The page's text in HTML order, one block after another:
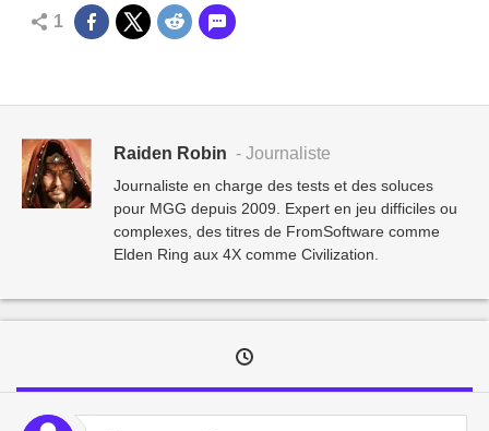
1
Raiden Robin - Journaliste
Journaliste en charge des tests et des soluces
pour MGG depuis 2009. Expert en jeu difficiles ou
complexes, des titres de FromSoftware comme
Elden Ring aux 4X comme Civilization.